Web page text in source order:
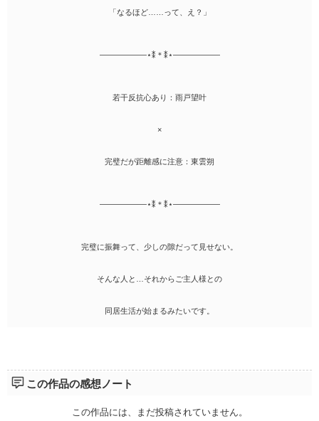
「なるほど……って、え？」
――――――⋆⁑＊⁑⋆――――――
若干反抗心あり：雨戸望叶
×
完璧だが距離感に注意：東雲朔
――――――⋆⁑＊⁑⋆――――――
完璧に振舞って、少しの隙だって見せない。
そんな人と…それからご主人様との
同居生活が始まるみたいです。
この作品の感想ノート
この作品には、まだ投稿されていません。